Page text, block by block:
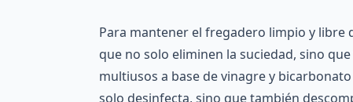
Para mantener el fregadero limpio y
que no solo eliminen la suciedad, sino
multiusos a base de vinagre y
solo desinfecta, sino que también